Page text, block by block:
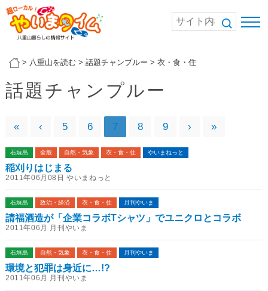
> 八重山を読む > 話題チャンプルー > 衣・食・住
話題チャンプルー
« ‹ 5 6 7 8 9 › »
石垣島 全般 自然・気象 衣・食・住 やいまねっと
稲刈りはじまる
2011年06月08日 やいまねっと
石垣島 政治・経済 衣・食・住 月刊やいま
請福酒造が「企業コラボTシャツ」でユニクロとコラボ
2011年06月 月刊やいま
石垣島 自然・気象 衣・食・住 月刊やいま
環境と犯罪は身近に…!?
2011年06月 月刊やいま